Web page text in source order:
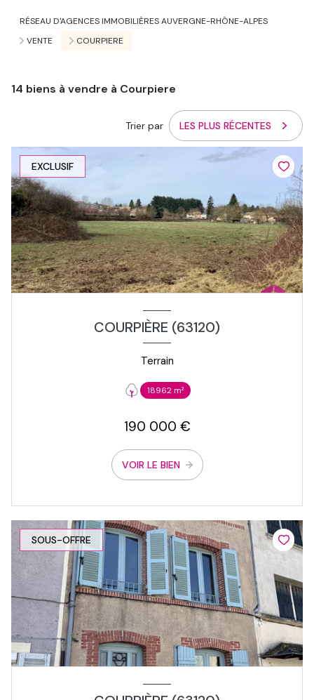
RÉSEAU D'AGENCES IMMOBILIÈRES AUVERGNE-RHÔNE-ALPES
VENTE
COURPIERE
14 biens à vendre à Courpiere
Trier par LES PLUS RÉCENTES
EXCLUSIF
COURPIÈRE (63120)
Terrain
18962 m²
190 000 €
VOIR LE BIEN
SOUS-OFFRE